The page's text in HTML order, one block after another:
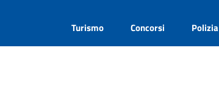
Turismo Concorsi Polizia